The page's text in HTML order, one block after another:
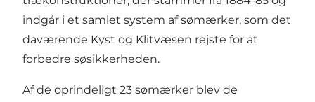
indgår i et samlet system af sømærker, som det
daværende Kyst og Klitvæsen rejste for at
forbedre søsikkerheden.
Af de oprindeligt 23 sømærker blev de